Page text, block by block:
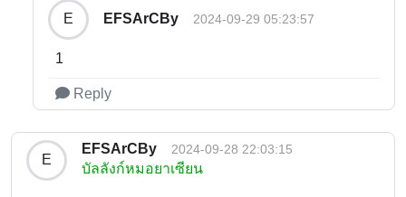
E EFSArCBy 2024-09-29 05:23:57
1
Reply
E
EFSArCBy 2024-09-28 22:03:15
บัลลังก์หมอยาเซียน